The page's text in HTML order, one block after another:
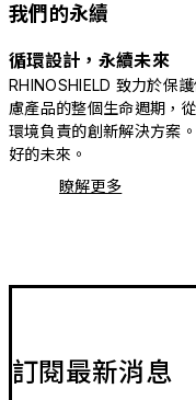
我們的永續
循環設計，永續未來
RHINOSHIELD 致力於保
慮產品的整個生命週期，
環境負責的創新解決方案
好的未來。
瞭解更多
訂閱最新消息